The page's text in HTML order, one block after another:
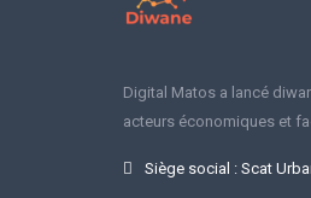
Digital Matos a lancé
acteurs économiques et
Siège social : Scat